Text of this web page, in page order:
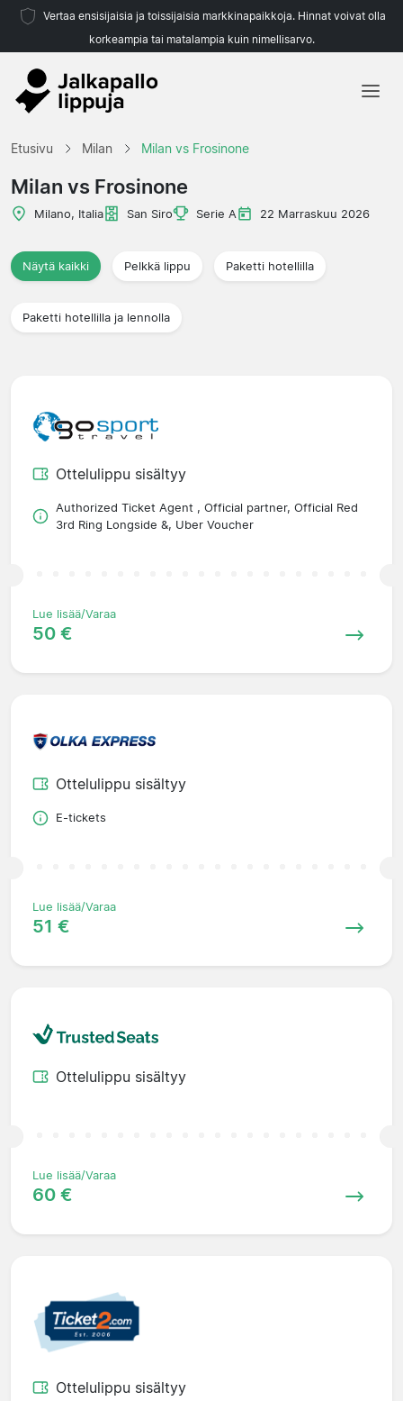
Vertaa ensisijaisia ja toissijaisia markkinapaikkoja. Hinnat voivat olla
korkeampia tai matalampia kuin nimellisarvo.
Etusivu Milan Milan vs Frosinone
Milan vs Frosinone
Milano, Italia San Siro Serie A 22 Marraskuu 2026
Näytä kaikki Pelkkä lippu Paketti hotellilla
Paketti hotellilla ja lennolla
Ottelulippu sisältyy
Authorized Ticket Agent , Official partner, Official Red
3rd Ring Longside &, Uber Voucher
Lue lisää/Varaa
50 €
Ottelulippu sisältyy
E-tickets
Lue lisää/Varaa
51 €
Ottelulippu sisältyy
Lue lisää/Varaa
60 €
Ottelulippu sisältyy